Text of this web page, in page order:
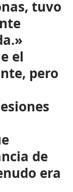
tuvo
el
pero
de
era